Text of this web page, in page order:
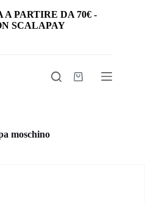
A PARTIRE DA 70€ -
SCALAPAY
Carrello
moschino